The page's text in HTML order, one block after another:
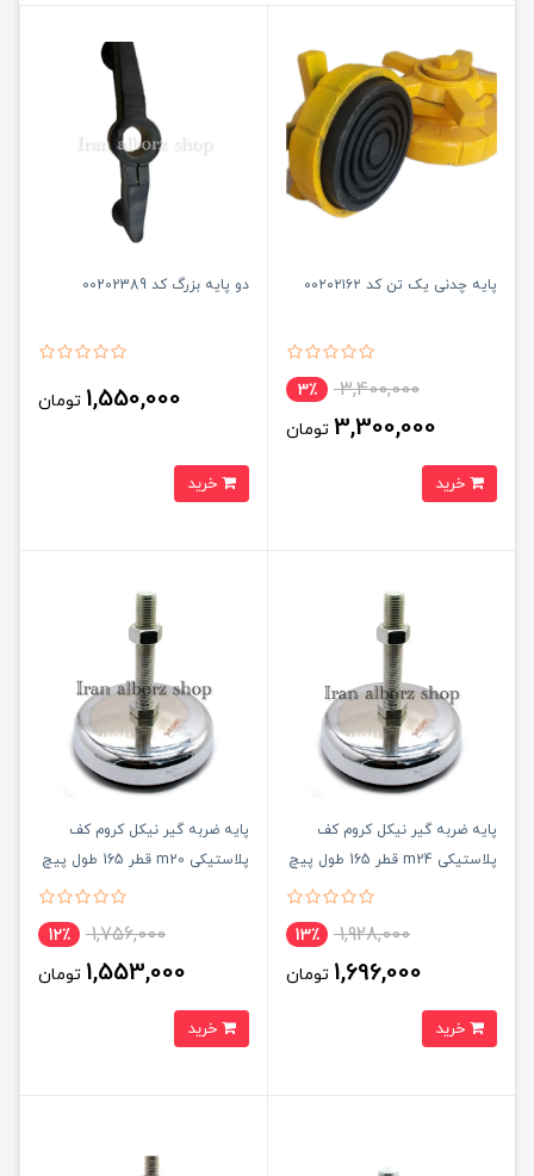
پایه چدنی یک تن کد ۰۰۲۰۲۱۶۲
3,400,000 3٪
3,300,000 تومان
دو پایه بزرگ کد 00202389
1,550,000 تومان
پایه ضربه گیر نیکل کروم کف
پلاستیکی m24 قطر 165 طول پیچ
1,928,000 13٪
1,696,000 تومان
پایه ضربه گیر نیکل کروم کف
پلاستیکی m20 قطر 165 طول پیچ
1,756,000 12٪
1,553,000 تومان